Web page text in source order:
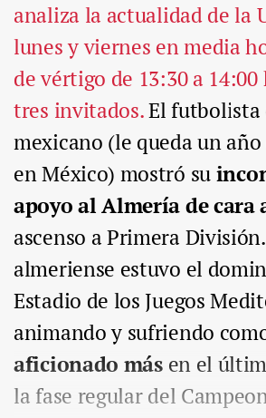
analiza la actualidad de la
lunes y viernes en media
de vértigo de 13:30 a
tres invitados.El futbolista
mexicano (le queda un
en México) mostró su
apoyo al Almería de cara
ascenso a Primera
almeriense estuvo el
Estadio de los Juegos
animando y sufriendo
aficionado más en el
la fase regular del